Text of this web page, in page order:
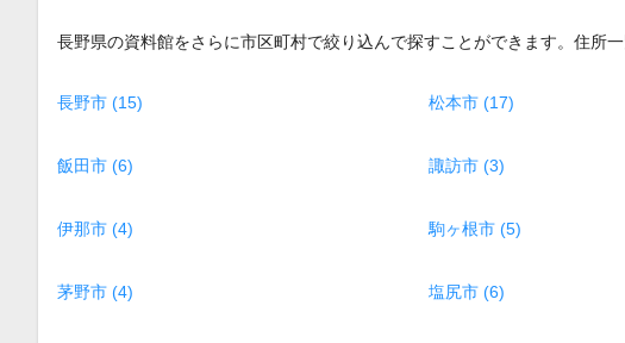
長野県の資料館をさらに市区町村で絞り込んで探すことができます。住所
長野市 (15) 松本市 (17)
飯田市 (6) 諏訪市 (3)
伊那市 (4) 駒ヶ根市 (5)
茅野市 (4) 塩尻市 (6)